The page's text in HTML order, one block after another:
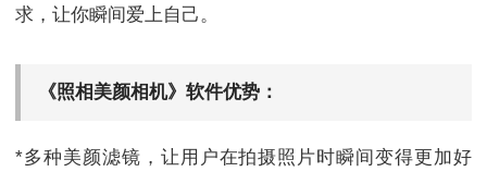
求，让你瞬间爱上自己。
《照相美颜相机》软件优势：
*多种美颜滤镜，让用户在拍摄照片时瞬间变得更加好